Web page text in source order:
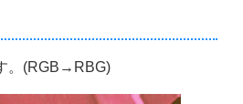
。(RGB→RBG)